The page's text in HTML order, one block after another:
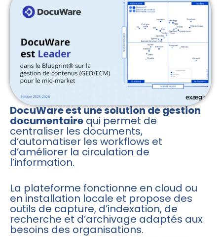
DocuWare est une solution de gestion
documentaire qui permet de
centraliser les documents,
d’automatiser les workflows et
d’améliorer la circulation de
l’information.
La plateforme fonctionne en cloud ou
en installation locale et propose des
outils de capture, d’indexation, de
recherche et d’archivage adaptés aux
besoins des organisations.